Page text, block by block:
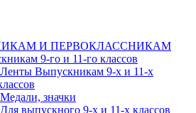
И ПЕРВОКЛАССНИКАМ
9-го и 11-го классов
Ленты Выпускникам 9-х и 11-х
Медали, значки
Для выпускного 9-х и 11-х классов